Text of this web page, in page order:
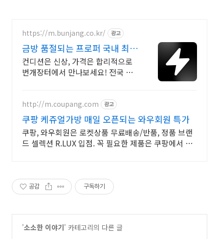
https://m.bunjang.co.kr/ 광고
금방 품절되는 프로퍼 국내 최대
브랜드 중고거래
컨디션은 신상, 가격은 합리적으로
번개장터에서 만나보세요! 전국 각
드
http://m.coupang.com 광고
쿠팡 케쥬얼가방 매일 오픈되는 와우회원 특가
쿠팡, 와우회원은 로켓상품 무료배송/반품, 정품 브랜
드 셀렉션 R.LUX 입점. 꼭 필요한 제품은 쿠팡에서 더
공감 구독하기
'소소한 이야기' 카테고리의 다른 글